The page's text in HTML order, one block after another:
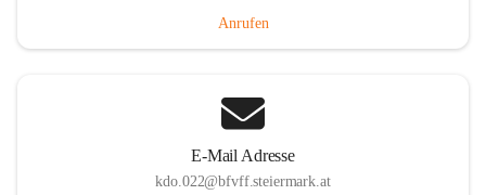
Anrufen
E-Mail Adresse
kdo.022@bfvff.steiermark.at